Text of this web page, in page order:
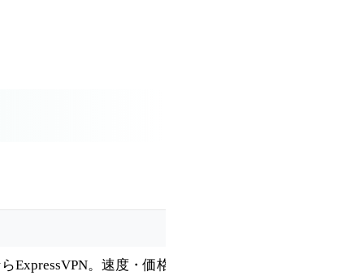
ExpressVPN。速度・価格・知名度ならNordVPN。